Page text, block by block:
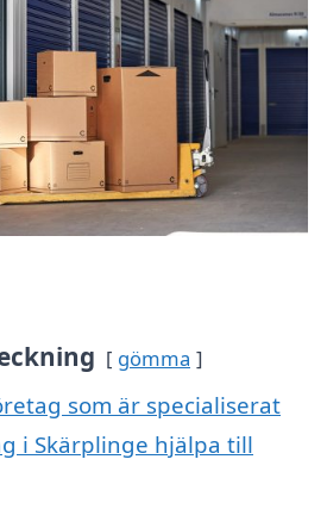
gömma
som är specialiserat
i Skärplinge hjälpa till